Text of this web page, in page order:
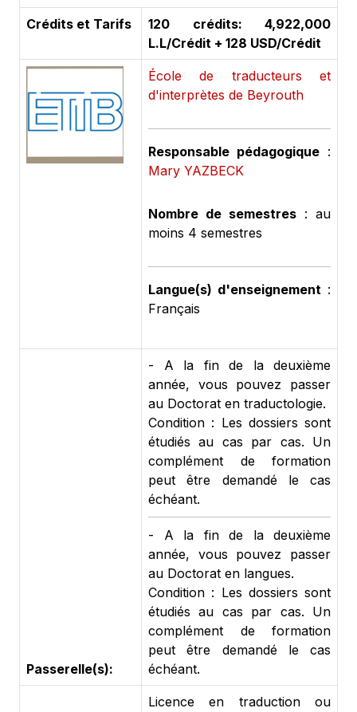
Crédits et Tarifs
120 crédits: 4,922,000
L.L/Crédit + 128 USD/Crédit
École de traducteurs et
d'interprètes de Beyrouth
Responsable pédagogique :
Mary YAZBECK
Nombre de semestres : au
moins 4 semestres
Langue(s) d'enseignement :
Français
Passerelle(s):
- A la fin de la deuxième
année, vous pouvez passer
au Doctorat en traductologie.
Condition : Les dossiers sont
étudiés au cas par cas. Un
complément de formation
peut être demandé le cas
échéant.
- A la fin de la deuxième
année, vous pouvez passer
au Doctorat en langues.
Condition : Les dossiers sont
étudiés au cas par cas. Un
complément de formation
peut être demandé le cas
échéant.
Licence en traduction ou